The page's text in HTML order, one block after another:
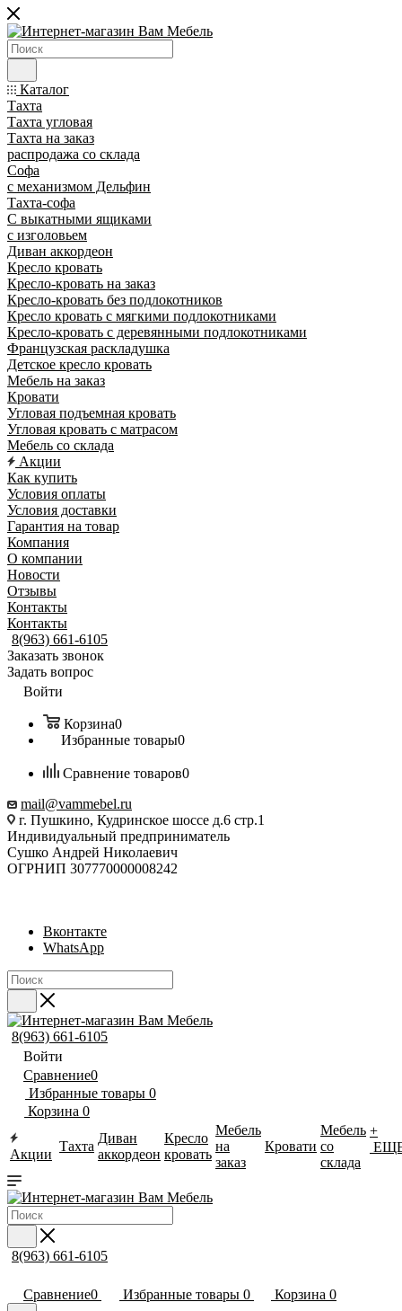
Каталог
Тахта
Тахта угловая
Тахта на заказ
распродажа со склада
Софа
с механизмом Дельфин
Тахта-софа
С выкатными ящиками
с изголовьем
Диван аккордеон
Кресло кровать
Кресло-кровать на заказ
Кресло-кровать без подлокотников
Кресло кровать с мягкими подлокотниками
Кресло-кровать с деревянными подлокотниками
Французская раскладушка
Детское кресло кровать
Мебель на заказ
Кровати
Угловая подъемная кровать
Угловая кровать с матрасом
Мебель со склада
Акции
Как купить
Условия оплаты
Условия доставки
Гарантия на товар
Компания
О компании
Новости
Отзывы
Контакты
Контакты
8(963) 661-6105
Заказать звонок
Задать вопрос
Войти
Корзина0
Избранные товары0
Сравнение товаров0
mail@vammebel.ru
г. Пушкино, Кудринское шоссе д.6 стр.1
Индивидуальный предприниматель
Сушко Андрей Николаевич
ОГРНИП 307770000008242
Вконтакте
WhatsApp
8(963) 661-6105
Войти
Сравнение0
Избранные товары 0
Корзина 0
Акции
Тахта
Диван
аккордеон
Кресло
кровать
Мебель
на
заказ
Кровати
Мебель
со
склада
+
8(963) 661-6105
Сравнение0 Избранные товары 0 Корзина 0